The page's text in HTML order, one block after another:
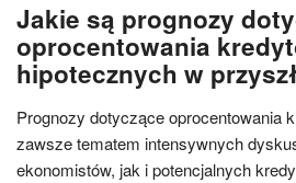
Jakie są prognozy
oprocentowania
hipotecznych w
Prognozy dotyczące oprocentowania
zawsze tematem intensywnych
ekonomistów, jak i potencjalnych